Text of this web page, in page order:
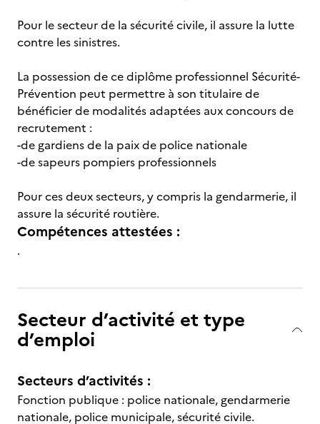
Pour le secteur de la sécurité civile, il assure la lutte
contre les sinistres.
La possession de ce diplôme professionnel Sécurité-
Prévention peut permettre à son titulaire de
bénéficier de modalités adaptées aux concours de
recrutement :
-de gardiens de la paix de police nationale
-de sapeurs pompiers professionnels
Pour ces deux secteurs, y compris la gendarmerie, il
assure la sécurité routière.
Compétences attestées :
.
Secteur d’activité et type
d’emploi
Secteurs d’activités :
Fonction publique : police nationale, gendarmerie
nationale, police municipale, sécurité civile.